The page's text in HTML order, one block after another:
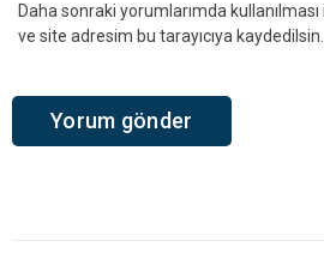
Daha sonraki yorumlarımda
ve site adresim bu tarayıcıya kaydedilsin.